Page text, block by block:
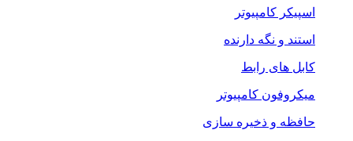
اسپیکر کامپیوتر
استند و نگه دارنده
کابل های رابط
میکروفون کامپیوتر
حافظه و ذخیره سازی